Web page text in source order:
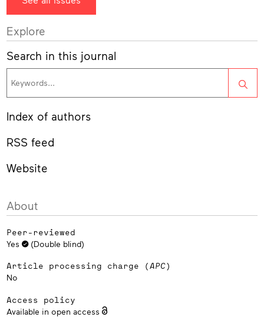
Explore
Search in this journal
Index of authors
RSS feed
Website
About
Peer-reviewed
Yes (Double blind)
Article processing charge (APC)
No
Access policy
Available in open access